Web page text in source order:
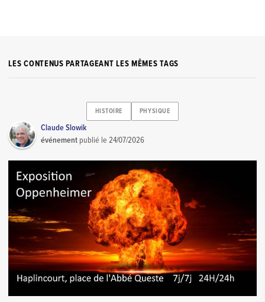
LES CONTENUS PARTAGEANT LES MÊMES TAGS
HISTOIRE PHYSIQUE
Claude Slowik
événement publié le24/07/2026